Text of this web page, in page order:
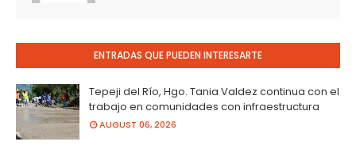
ENTRADAS QUE PUEDEN INTERESARTE
Tepeji del Río, Hgo. Tania Valdez continua con el
trabajo en comunidades con infraestructura
AUGUST 06, 2026